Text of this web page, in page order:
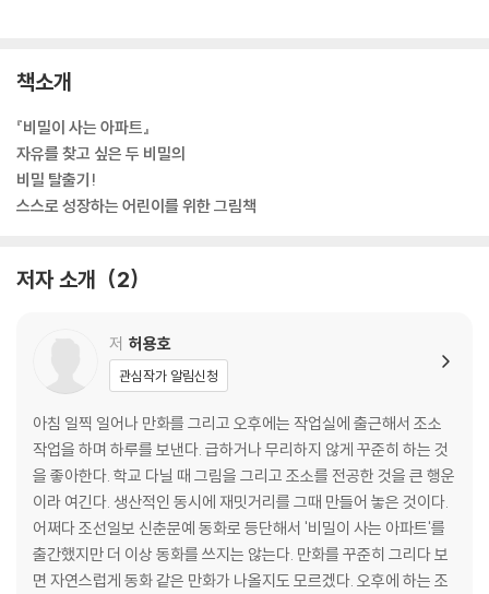
책소개
『비밀이 사는 아파트』
자유를 찾고 싶은 두 비밀의
비밀 탈출기!
스스로 성장하는 어린이를 위한 그림책
저자 소개 2
저 허용호
관심작가 알림신청
아침 일찍 일어나 만화를 그리고 오후에는 작업실에 출근해서 조소
작업을 하며 하루를 보낸다. 급하거나 무리하지 않게 꾸준히 하는 것
을 좋아한다. 학교 다닐 때 그림을 그리고 조소를 전공한 것을 큰 행운
이라 여긴다. 생산적인 동시에 재밋거리를 그때 만들어 놓은 것이다.
어쩌다 조선일보 신춘문예 동화로 등단해서 '비밀이 사는 아파트'를
출간했지만 더 이상 동화를 쓰지는 않는다. 만화를 꾸준히 그리다 보
면 자연스럽게 동화 같은 만화가 나올지도 모르겠다. 오후에 하는 조